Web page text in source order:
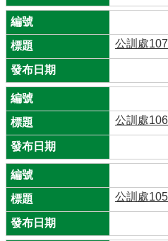
公訓處
公訓處
公訓處